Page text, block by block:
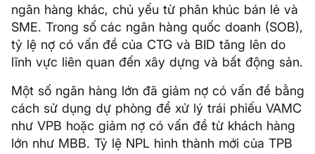
ngân hàng khác, chủ yếu từ phân khúc bán lẻ và
SME. Trong số các ngân hàng quốc doanh (SOB),
tỷ lệ nợ có vấn đề của CTG và BID tăng lên do
lĩnh vực liên quan đến xây dựng và bất động sản.
Một số ngân hàng lớn đã giảm nợ có vấn đề bằng
cách sử dụng dự phòng để xử lý trái phiếu VAMC
như VPB hoặc giảm nợ có vấn đề từ khách hàng
lớn như MBB. Tỷ lệ NPL hình thành mới của TPB